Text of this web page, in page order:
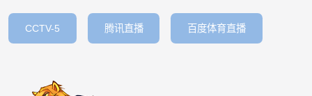
CCTV-5 腾讯直播 百度体育直播